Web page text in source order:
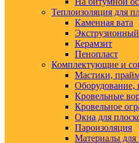
Теплоизоляция для
Каменная вата
Керамзит
Пенопласт
Комплектующие и
Мастики,
Оборудование,
Кровельные
Кровельное
Окна для
Пароизоляция
Материалы для